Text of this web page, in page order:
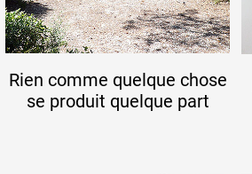
Rien comme quelque chose
se produit quelque part